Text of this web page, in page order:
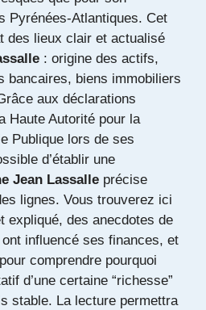
Pyrénées-Atlantiques. Cet
des lieux clair et actualisé
: origine des actifs,
bancaires, biens immobiliers
aux déclarations
Haute Autorité pour la
Publique lors de ses
d’établir une
Jean Lassalle précise
lignes. Vous trouverez ici
expliqué, des anecdotes de
influencé ses finances, et
comprendre pourquoi
d’une certaine “richesse”
stable. La lecture permettra